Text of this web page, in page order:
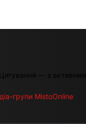
— з активним
групи MistoOnline